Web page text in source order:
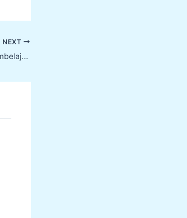
NEXT
Pembuatan Multimedia Pembelajaran